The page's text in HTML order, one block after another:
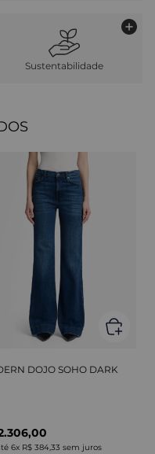
Sustentabilidade
DOJO SOHO DARK
6x R$ 384,33 sem juros